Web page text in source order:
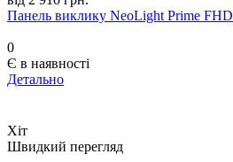
Панель виклику NeoLight Prime FHD
0
Є в наявності
Детально
Хіт
Швидкий перегляд